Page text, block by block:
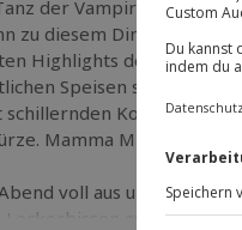
der Vampire, Cats,
zu diesem Dinner mit
Highlights der
Speisen schmecken
Kostümen
Mamma Mia, was für
voll aus und lass dir
Leckerbissen auf der